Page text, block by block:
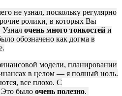
не узнал, поскольку регулярно
ролики, в которых Вы
Узнал очень много тонкостей и
обозначено как догма в
модели, планировании
в целом — я полный ноль.
все плохо. С
Это было очень полезно.